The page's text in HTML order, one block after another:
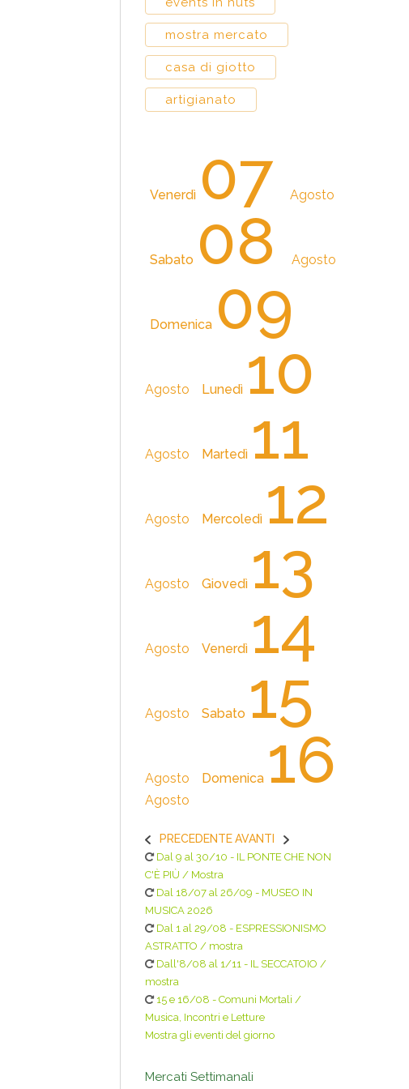
mostra mercato
casa di giotto
artigianato
Venerdì 07 Agosto
Sabato 08 Agosto
Domenica 09
Agosto Lunedì 10
Agosto Martedì 11
Agosto Mercoledì 12
Agosto Giovedì 13
Agosto Venerdì 14
Agosto Sabato 15
Agosto Domenica 16
Agosto
PRECEDENTEAVANTI
Dal 9 al 30/10 - IL PONTE CHE NON
C'È PIÙ / Mostra
Dal 18/07 al 26/09 - MUSEO IN
MUSICA 2026
Dal 1 al 29/08 - ESPRESSIONISMO
ASTRATTO / mostra
Dall'8/08 al 1/11 - IL SECCATOIO /
mostra
15 e 16/08 - Comuni Mortali /
Musica, Incontri e Letture
Mostra gli eventi del giorno
Mercati Settimanali